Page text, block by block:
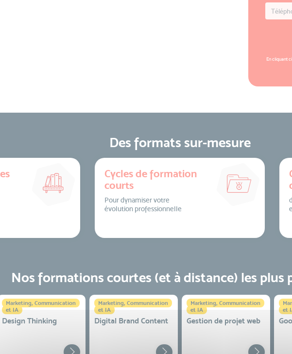
En cliquant
Des formats sur-mesure
Cycles de formation
courts
Pour dynamiser votre
évolution professionnelle
Nos formations courtes (et à distance) les plus
Marketing, Communication
et IA
Design Thinking
Marketing, Communication
et IA
Digital Brand Content
Marketing, Communication
et IA
Gestion de projet web
et